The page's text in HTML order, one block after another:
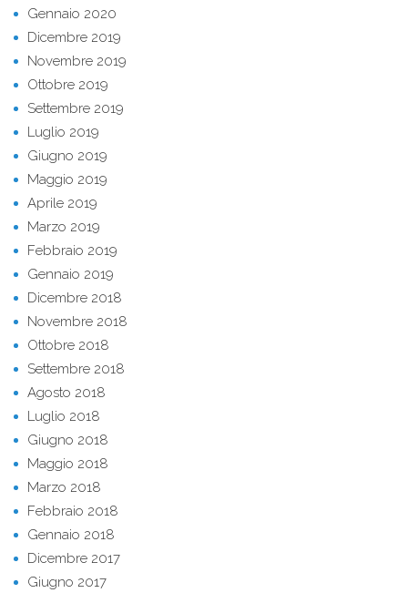
Gennaio 2020
Dicembre 2019
Novembre 2019
Ottobre 2019
Settembre 2019
Luglio 2019
Giugno 2019
Maggio 2019
Aprile 2019
Marzo 2019
Febbraio 2019
Gennaio 2019
Dicembre 2018
Novembre 2018
Ottobre 2018
Settembre 2018
Agosto 2018
Luglio 2018
Giugno 2018
Maggio 2018
Marzo 2018
Febbraio 2018
Gennaio 2018
Dicembre 2017
Giugno 2017